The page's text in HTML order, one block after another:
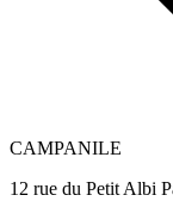
CAMPANILE
12 rue du Petit Albi